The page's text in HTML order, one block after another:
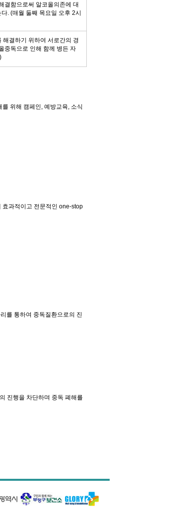
결함으로써 알코올의존에 대
. (매월 둘째 목요일 오후 2시
해결하기 위하여 서로간의 경
중독으로 인해 함께 병든 자
위해 캠페인, 예방교육, 소식
효과적이고 전문적인 one-stop
를 통하여 중독질환으로의 진
진행을 차단하며 중독 폐해를